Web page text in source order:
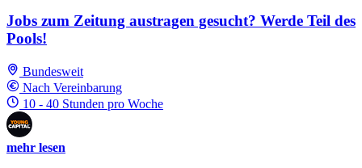
Jobs zum Zeitung austragen gesucht? Werde Teil des
Pools!
Bundesweit
Nach Vereinbarung
10 - 40 Stunden pro Woche
mehr lesen